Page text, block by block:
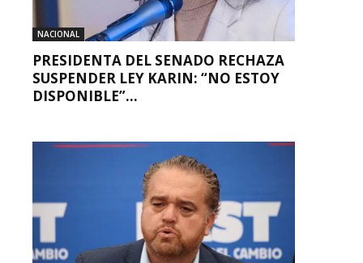
NACIONAL
PRESIDENTA DEL SENADO RECHAZA
SUSPENDER LEY KARIN: “NO ESTOY
DISPONIBLE”...